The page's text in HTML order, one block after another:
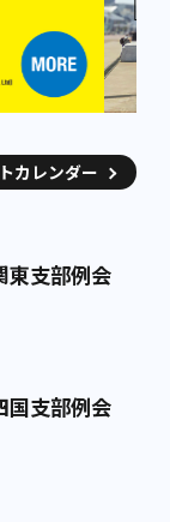
カレンダー
支部例会
支部例会